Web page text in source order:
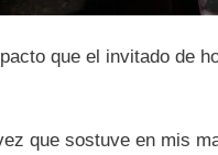
que el invitado de
que sostuve en mis